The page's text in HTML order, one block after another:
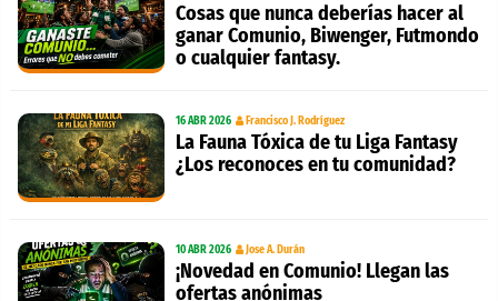
Cosas que nunca deberías hacer al
ganar Comunio, Biwenger, Futmondo
o cualquier fantasy.
16 ABR 2026 Francisco J. Rodríguez
La Fauna Tóxica de tu Liga Fantasy
¿Los reconoces en tu comunidad?
10 ABR 2026 Jose A. Durán
¡Novedad en Comunio! Llegan las
ofertas anónimas